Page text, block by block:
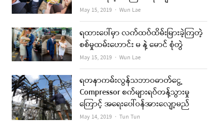
May 15, 2019 Author
Wun Lae
ရထားပေါ်မှာ လက်ထပ်ထိမ်းမြားခဲ့ကြတဲ့
စစ်မှုထမ်းဟောင်း မ နဲ့ မောင် စုံတွဲ
May 15, 2019 Author
Wun Lae
ရတနာကမ်းလွန်သဘာဝဓာတ်ငွေ့
Compressor စက်များရပ်တန့်သွားမှု
ကြောင့် အရေးပေါ်ဝန်အားလျော့မည်
May 14, 2019 Author
Tun Tun